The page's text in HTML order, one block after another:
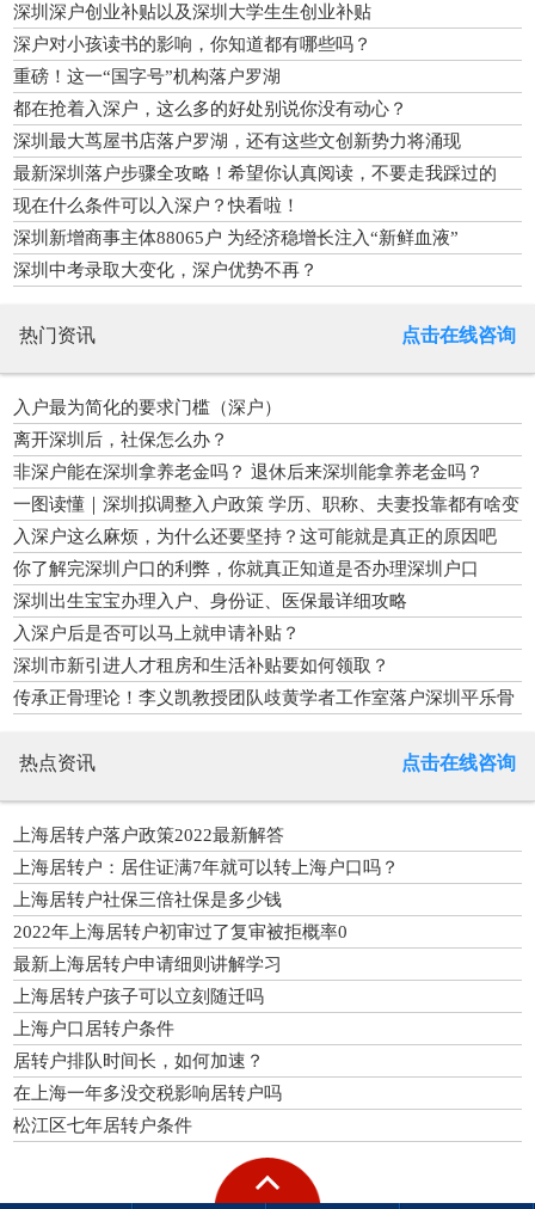
深圳深户创业补贴以及深圳大学生生创业补贴
深户对小孩读书的影响，你知道都有哪些吗？
重磅！这一“国字号”机构落户罗湖
都在抢着入深户，这么多的好处别说你没有动心？
深圳最大茑屋书店落户罗湖，还有这些文创新势力将涌现
最新深圳落户步骤全攻略！希望你认真阅读，不要走我踩过的
坑！
现在什么条件可以入深户？快看啦！
深圳新增商事主体88065户 为经济稳增长注入“新鲜血液”
深圳中考录取大变化，深户优势不再？
热门资讯 点击在线咨询
入户最为简化的要求门槛（深户）
离开深圳后，社保怎么办？
非深户能在深圳拿养老金吗？ 退休后来深圳能拿养老金吗？
一图读懂｜深圳拟调整入户政策 学历、职称、夫妻投靠都有啥变
化
入深户这么麻烦，为什么还要坚持？这可能就是真正的原因吧
你了解完深圳户口的利弊，你就真正知道是否办理深圳户口
深圳出生宝宝办理入户、身份证、医保最详细攻略
入深户后是否可以马上就申请补贴？
深圳市新引进人才租房和生活补贴要如何领取？
传承正骨理论！李义凯教授团队歧黄学者工作室落户深圳平乐骨
热点资讯 点击在线咨询
上海居转户落户政策2022最新解答
上海居转户：居住证满7年就可以转上海户口吗？
上海居转户社保三倍社保是多少钱
2022年上海居转户初审过了复审被拒概率0
最新上海居转户申请细则讲解学习
上海居转户孩子可以立刻随迁吗
上海户口居转户条件
居转户排队时间长，如何加速？
在上海一年多没交税影响居转户吗
松江区七年居转户条件